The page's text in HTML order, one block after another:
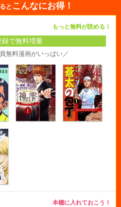
と こんなにお得！
もっと無料が読める！
録で無料増量
無料漫画がいっぱい／
本棚に入れておこう！